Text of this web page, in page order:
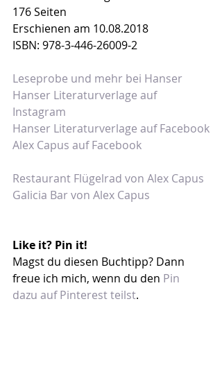
176 Seiten
Erschienen am 10.08.2018
ISBN: 978-3-446-26009-2
Leseprobe und mehr bei Hanser
Hanser Literaturverlage auf
Instagram
Hanser Literaturverlage auf Facebook
Alex Capus auf Facebook
Restaurant Flügelrad von Alex Capus
Galicia Bar von Alex Capus
Like it? Pin it!
Magst du diesen Buchtipp? Dann
freue ich mich, wenn du den Pin
dazu auf Pinterest teilst.